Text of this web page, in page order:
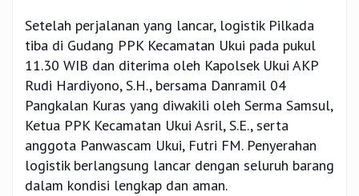
Setelah perjalanan yang lancar, logistik Pilkada
tiba di Gudang PPK Kecamatan Ukui pada pukul
11.30 WIB dan diterima oleh Kapolsek Ukui AKP
Rudi Hardiyono, S.H., bersama Danramil 04
Pangkalan Kuras yang diwakili oleh Serma Samsul,
Ketua PPK Kecamatan Ukui Asril, S.E., serta
anggota Panwascam Ukui, Futri FM. Penyerahan
logistik berlangsung lancar dengan seluruh barang
dalam kondisi lengkap dan aman.